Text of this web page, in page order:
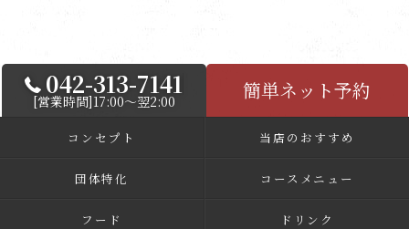
042-313-7141
[営業時間]17:00～翌2:00 簡単ネット予約
コンセプト 当店のおすすめ
団体特化 コースメニュー
フード ドリンク